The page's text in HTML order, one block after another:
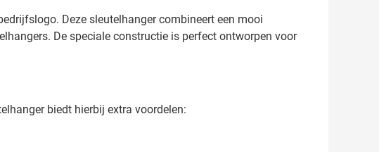
Deze sleutelhanger combineert een mooi
De speciale constructie is perfect ontworpen voor
biedt hierbij extra voordelen: